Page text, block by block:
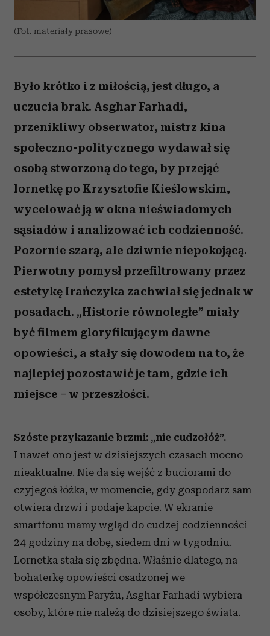
(Fot. materiały prasowe)
Było krótko i z miłością, jest długo, a
uczucia brak. Asghar Farhadi,
przenikliwy obserwator, mistrz kina
społeczno-politycznego wydawał się
osobą stworzoną do tego, by przejąć
lornetkę po Krzysztofie Kieślowskim,
wycelować ją w okna nieświadomych
sąsiadów i analizować ich codzienność.
Pozornie szarą, ale dziwnie niepokojącą.
Pierwotny pomysł przefiltrowany przez
estetykę Irańczyka zachwiał się jednak w
posadach. „Historie równoległe” miały
być filmem gloryfikującym dawne
opowieści, a stały się dowodem na to, że
najlepiej pozostawić je tam, gdzie ich
miejsce – w przeszłości.
Szóste przykazanie brzmi: „nie cudzołóż”.
I nawet ono jest w dzisiejszych czasach mocno
nieaktualne. Nie da się wejść z buciorami do
czyjegoś łóżka, w momencie, gdy gospodarz sam
otwiera drzwi i podaje kapcie. W ekranie
smartfonu mamy wgląd do cudzej codzienności
24 godziny na dobę, siedem dni w tygodniu.
Lornetka stała się zbędna. Właśnie dlatego, na
bohaterkę opowieści osadzonej we
współczesnym Paryżu, Asghar Farhadi wybiera
osoby, które nie należą do dzisiejszego świata.